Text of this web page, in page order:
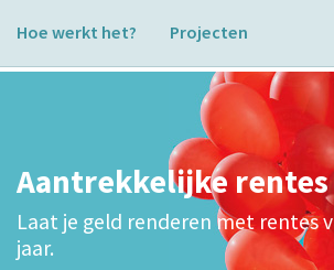
Hoe werkt het? Projecten
Aantrekkelijke rentes
Laat je geld renderen met rentes
jaar.